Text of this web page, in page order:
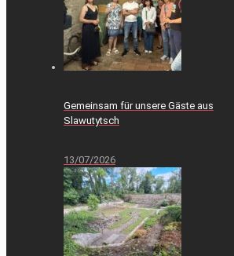
Gemeinsam für unsere Gäste aus
Slawutytsch
13/07/2026